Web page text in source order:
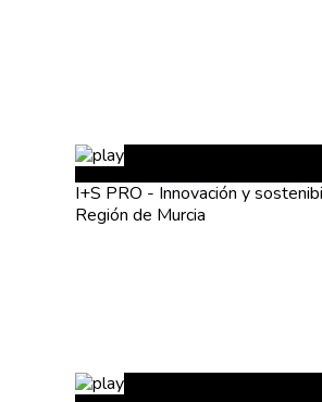
I+S PRO - Innovación y
Región de Murcia